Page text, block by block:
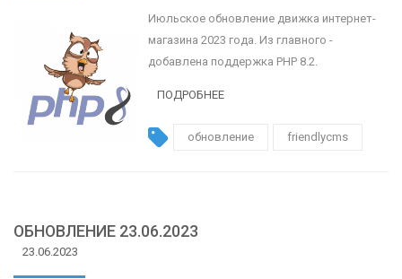
Июльское обновление движка интернет-
магазина 2023 года. Из главного -
добавлена поддержка PHP 8.2.
ПОДРОБНЕЕ
обновление friendlycms
ОБНОВЛЕНИЕ 23.06.2023
23.06.2023